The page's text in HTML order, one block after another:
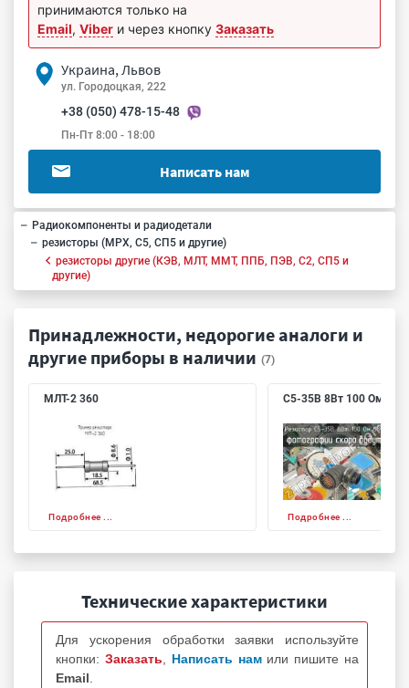
принимаются только на
Email, Viber и через кнопку Заказать
Украина, Львов
ул. Городоцкая, 222
+38 (050) 478-15-48
Пн-Пт 8:00 - 18:00
Написать нам
Радиокомпоненты и радиодетали
резисторы (МРХ, С5, СП5 и другие)
резисторы другие (КЭВ, МЛТ, ММТ, ППБ, ПЭВ, С2, СП5 и
другие)
Принадлежности, недорогие аналоги и
другие приборы в наличии (7)
МЛТ-2 360
Подробнее ...
С5-35В 8Вт 100 Ом 5%
Подробнее ...
Технические характеристики
Для ускорения обработки заявки используйте
кнопки: Заказать Написать нам или пишите на
Email